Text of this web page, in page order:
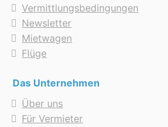
Vermittlungsbedingungen
Newsletter
Mietwagen
Flüge
Das Unternehmen
Über uns
Für Vermieter